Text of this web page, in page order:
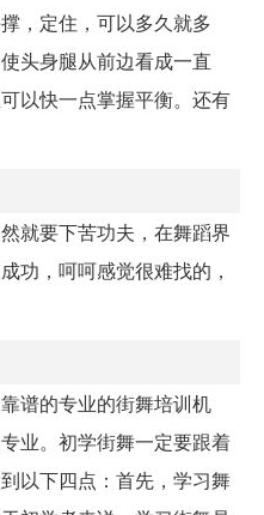
，定住，可以多久就多
头身腿从前边看成一直
以快一点掌握平衡。还有
就要下苦功夫，在舞蹈界
功，呵呵感觉很难找的，
谱的专业的街舞培训机
业。初学街舞一定要跟着
以下四点：首先，学习舞